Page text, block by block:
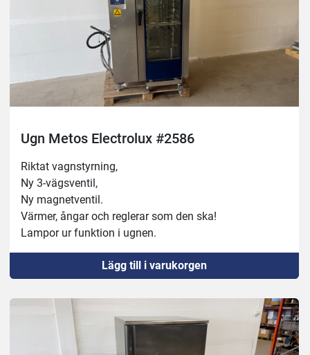
Ugn Metos Electrolux #2586
Riktat vagnstyrning,
Ny 3-vägsventil,
Ny magnetventil.
Värmer, ångar och reglerar som den ska!
Lampor ur funktion i ugnen.
Lägg till i varukorgen